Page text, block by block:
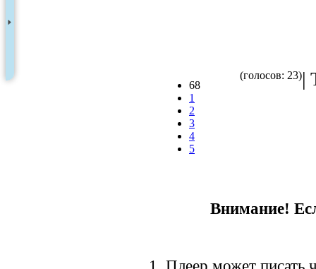
68
1
2
3
4
5
(голосов: 23)|
Внимание!